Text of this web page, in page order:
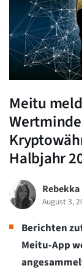
Meitu
Halbjahr
August 3,
Berichten
Meitu-App